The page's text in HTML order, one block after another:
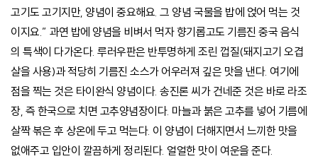
고기도 고기지만, 양념이 중요해요. 그 양념 국물을 밥에 얹어 먹는 것
이지요.” 과연 밥에 양념을 비벼서 먹자 향기롭고도 기름진 중국 음식
의 특색이 다가온다. 루러우판은 반투명하게 조린 껍질(돼지고기 오겹
살을 사용)과 적당히 기름진 소스가 어우러져 깊은 맛을 낸다. 여기에
점을 찍는 것은 타이완식 양념이다. 송진론 씨가 건네준 것은 바로 라조
장, 즉 한국으로 치면 고추양념장이다. 마늘과 붉은 고추를 넣어 기름에
살짝 볶은 후 상온에 두고 먹는다. 이 양념이 더해지면서 느끼한 맛을
없애주고 입안이 깔끔하게 정리된다. 얼얼한 맛이 여운을 준다.